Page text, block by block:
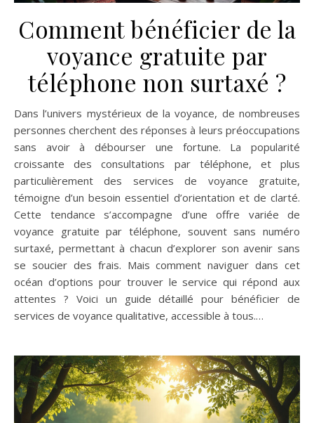
Comment bénéficier de la
voyance gratuite par
téléphone non surtaxé ?
Dans l’univers mystérieux de la voyance, de nombreuses
personnes cherchent des réponses à leurs préoccupations
sans avoir à débourser une fortune. La popularité
croissante des consultations par téléphone, et plus
particulièrement des services de voyance gratuite,
témoigne d’un besoin essentiel d’orientation et de clarté.
Cette tendance s’accompagne d’une offre variée de
voyance gratuite par téléphone, souvent sans numéro
surtaxé, permettant à chacun d’explorer son avenir sans
se soucier des frais. Mais comment naviguer dans cet
océan d’options pour trouver le service qui répond aux
attentes ? Voici un guide détaillé pour bénéficier de
services de voyance qualitative, accessible à tous.…